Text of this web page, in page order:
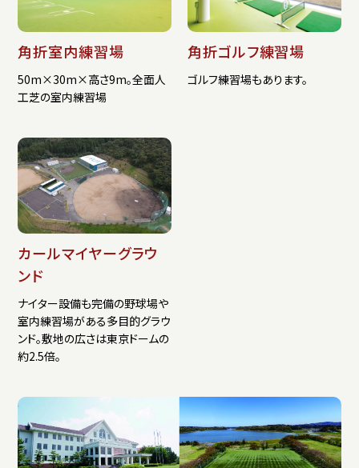
角折室内練習場
50m×30m×高さ9m。全面人
工芝の室内練習場
角折ゴルフ練習場
ゴルフ練習場もあります。
カールマイヤーグラウ
ンド
ナイター設備も完備の野球場や
室内練習場がある多目的グラウ
ンド。敷地の広さは東京ドームの
約2.5倍。